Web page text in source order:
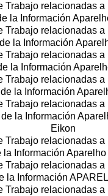
Trabajo relacionadas a
la Información
Trabajo relacionadas a
la Información
Trabajo relacionadas a
la Información
Trabajo relacionadas a
la Información
Trabajo relacionadas a
la Información
Eikon
Trabajo relacionadas a
la Información
Trabajo relacionadas a
la Información
Trabajo relacionadas a